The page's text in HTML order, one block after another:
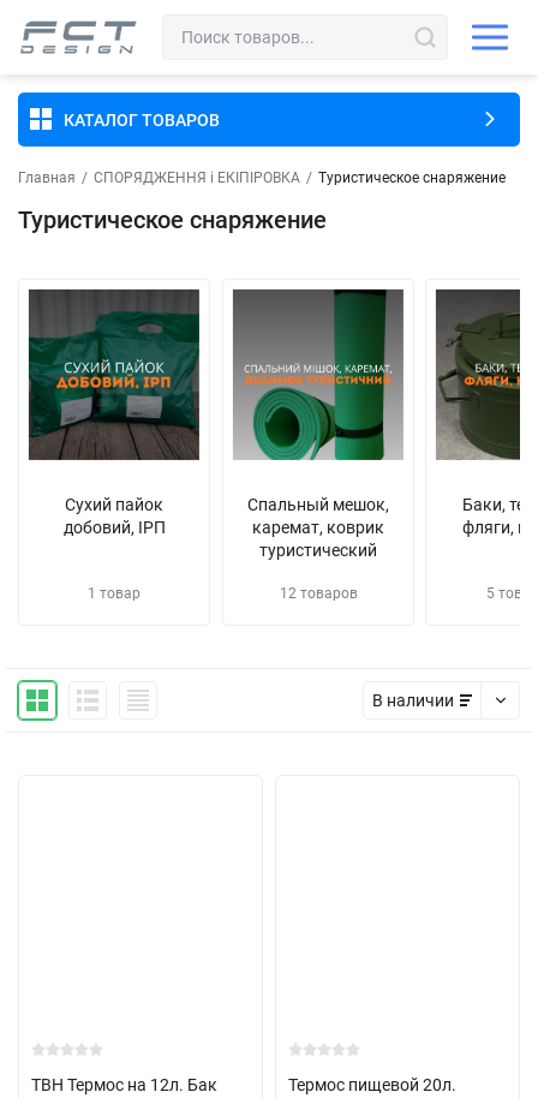
КАТАЛОГ ТОВАРОВ
Главная / СПОРЯДЖЕННЯ і ЕКІПІРОВКА / Туристическое снаряжение
Туристическое снаряжение
Сухий пайок
добовий, ІРП
1 товар
Спальный мешок,
каремат, коврик
туристический
12 товаров
Баки,
фляги,
5
В наличии
ТВН Термос на 12л. Бак
Термос пищевой 20л.